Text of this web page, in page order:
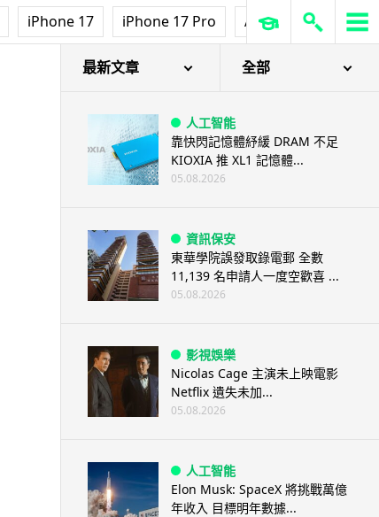
iPhone 17 iPhone 17 Pro AirPods Pro 3
最新文章 全部
人工智能
靠快閃記憶體紓緩 DRAM 不足
KIOXIA 推 XL1 記憶體...
05.08.2026
資訊保安
東華學院誤發取錄電郵 全數
11,139 名申請人一度空歡喜 ...
05.08.2026
影視娛樂
Nicolas Cage 主演未上映電影
Netflix 遺失未加...
05.08.2026
人工智能
Elon Musk: SpaceX 將挑戰萬億
年收入 目標明年數據...